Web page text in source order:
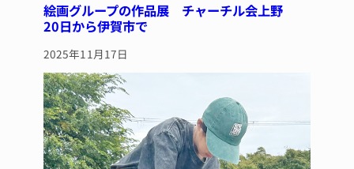
絵画グループの作品展 チャーチル会上野
20日から伊賀市で
2025年11月17日